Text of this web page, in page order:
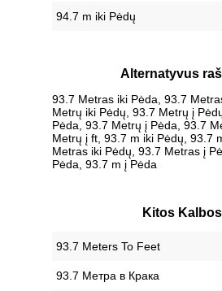
94.7 m iki Pėdų
Alternatyvus
93.7 Metras iki Pėda, 93.7
Metrų iki Pėdų, 93.7 Metrų į
Pėda, 93.7 Metrų į Pėda, 93.7
Metrų į ft, 93.7 m iki Pėdų, 93.7
Metras iki Pėdų, 93.7 Metras į
Pėda, 93.7 m į Pėda
Kitos Kalbos
‎93.7 Meters To Feet
‎93.7 Метра в Крака